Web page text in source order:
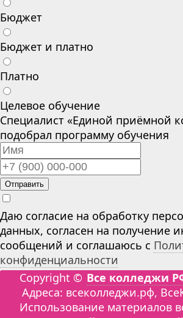
Бюджет
Бюджет и платно
Платно
Целевое обучение
Специалист «Единой приёмной
подобрал программу обучения
Отправить
Даю согласие на обработку
данных, согласен на получение
сообщений и соглашаюсь с
конфиденциальности
Copyright © Все колледжи
Адреса: всеколледжи.рф,
Использование материалов